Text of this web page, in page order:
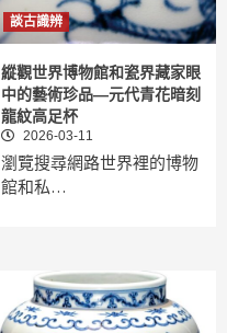
談古識辨
縱觀世界博物館和瓷界藏家眼
中的藝術珍品—元代青花暗刻
龍紋高足杯
2026-03-11
瀏覽搜尋網路世界裡的博物
館和私…